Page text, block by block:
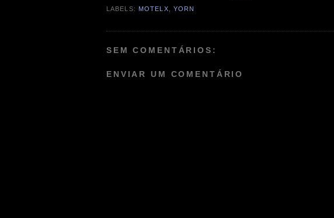
LABELS: MOTELX YORN
SEM COMENTÁRIOS:
ENVIAR UM COMENTÁRIO